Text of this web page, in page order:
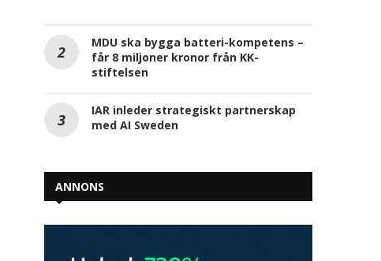
MDU ska bygga batteri-kompetens –
får 8 miljoner kronor från KK-
stiftelsen
IAR inleder strategiskt partnerskap
med AI Sweden
ANNONS